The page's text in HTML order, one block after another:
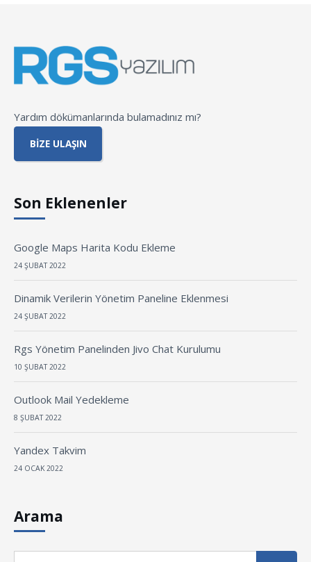
Yardım dökümanlarında bulamadınız mı?
BIZE ULAŞIN
Son Eklenenler
Google Maps Harita Kodu Ekleme
24 ŞUBAT 2022
Dinamik Verilerin Yönetim Paneline Eklenmesi
24 ŞUBAT 2022
Rgs Yönetim Panelinden Jivo Chat Kurulumu
10 ŞUBAT 2022
Outlook Mail Yedekleme
8 ŞUBAT 2022
Yandex Takvim
24 OCAK 2022
Arama